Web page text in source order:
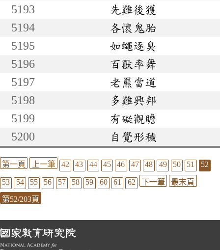
5193
先難後獲
5194
各懷鬼胎
5195
如蠅逐臭
5196
百獸率舞
5197
老羆當道
5198
多難興邦
5199
有礙觀瞻
5200
自覺形穢
第一頁 上一筆 42 43 44 45 46 47 48 49 50 51 52
53 54 55 56 57 58 59 60 61 62 下一筆 最末頁
第52/203頁